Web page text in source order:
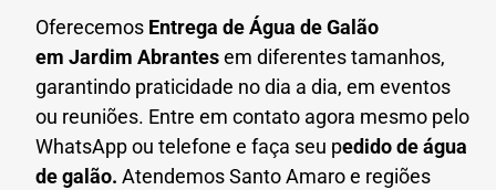
Oferecemos Entrega de Água de Galão
em Jardim Abrantesem diferentes tamanhos,
garantindo praticidade no dia a dia, em eventos
ou reuniões. Entre em contato agora mesmo pelo
WhatsApp ou telefone e faça seu pedido de água
de galão. Atendemos Santo Amaro e regiões